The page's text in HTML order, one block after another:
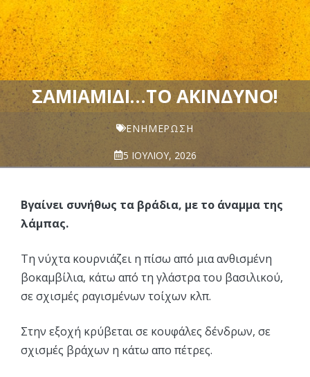
ΣΑΜΙΑΜΊΔΙ…ΤΟ ΑΚΊΝΔΥΝΟ!
ΕΝΗΜΈΡΩΣΗ
5 ΙΟΥΛΊΟΥ, 2026
Βγαίνει συνήθως τα βράδια, με το άναμμα της
λάμπας.
Τη νύχτα κουρνιάζει η πίσω από μια ανθισμένη
βοκαμβίλια, κάτω από τη γλάστρα του βασιλικού,
σε σχισμές ραγισμένων τοίχων κλπ.
Στην εξοχή κρύβεται σε κουφάλες δένδρων, σε
σχισμές βράχων η κάτω απο πέτρες.